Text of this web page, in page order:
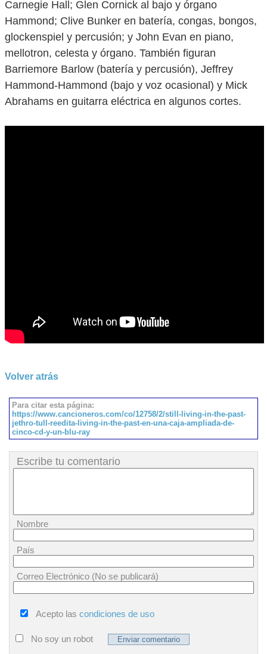
Carnegie Hall; Glen Cornick al bajo y órgano
Hammond; Clive Bunker en batería, congas, bongos,
glockenspiel y percusión; y John Evan en piano,
mellotron, celesta y órgano. También figuran
Barriemore Barlow (batería y percusión), Jeffrey
Hammond-Hammond (bajo y voz ocasional) y Mick
Abrahams en guitarra eléctrica en algunos cortes.
Volver atrás
Para citar esta página:
https://www.cancioneros.com/co/12758/2/still-living-in-the-past-
jethro-tull-reedita-living-in-the-past-en-una-caja-ampliada-de-
cinco-cd-y-un-blu-ray
Escribe tu comentario
Nombre
País
Correo Electrónico (No se publicará)
Acepto las condiciones de uso
No soy un robot